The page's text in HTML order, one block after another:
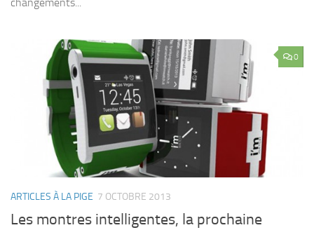
changements...
0
ARTICLES À LA PIGE 7 OCTOBRE 2013
Les montres intelligentes, la prochaine